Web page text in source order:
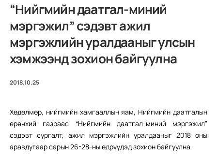
“Нийгмийн даатгал-миний
мэргэжил” сэдэвт ажил
мэргэжлийн уралдааныг улсын
хэмжээнд зохион байгуулна
2018.10.25
Хөдөлмөр, нийгмийн хамгааллын яам, Нийгмийн даатгалын
ерөнхий газраас “Нийгмийн даатгал-миний мэргэжил”
сэдэвт сургалт, ажил мэргэжлийн уралдааныг 2018 оны
аравдугаар сарын 26-28-ны өдрүүдэд зохион байгуулна.